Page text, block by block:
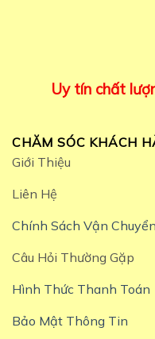
Uy tín chất
CHĂM SÓC KHÁCH
Giới Thiệu
Liên Hệ
Chính Sách Vận Chuyển
Câu Hỏi Thường Gặp
Hình Thức Thanh Toán
Bảo Mật Thông Tin